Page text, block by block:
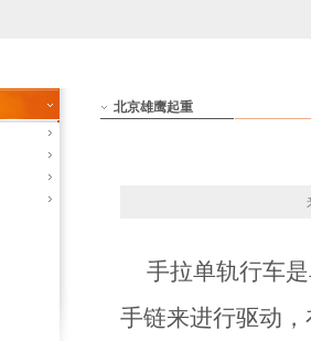
北京雄鹰起重
手拉单轨行车是
手链来进行驱动